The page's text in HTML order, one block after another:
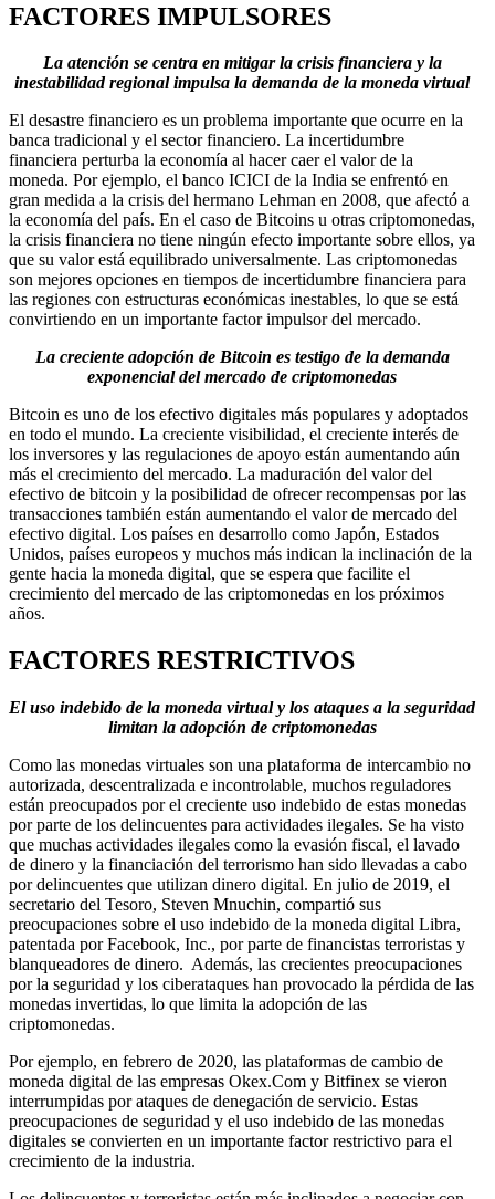
FACTORES IMPULSORES
La atención se centra en mitigar la crisis financiera y la
inestabilidad regional impulsa la demanda de la moneda virtual
El desastre financiero es un problema importante que ocurre en la
banca tradicional y el sector financiero. La incertidumbre
financiera perturba la economía al hacer caer el valor de la
moneda. Por ejemplo, el banco ICICI de la India se enfrentó en
gran medida a la crisis del hermano Lehman en 2008, que afectó a
la economía del país. En el caso de Bitcoins u otras criptomonedas,
la crisis financiera no tiene ningún efecto importante sobre ellos, ya
que su valor está equilibrado universalmente. Las criptomonedas
son mejores opciones en tiempos de incertidumbre financiera para
las regiones con estructuras económicas inestables, lo que se está
convirtiendo en un importante factor impulsor del mercado.
La creciente adopción de Bitcoin es testigo de la demanda
exponencial del mercado de criptomonedas
Bitcoin es uno de los efectivo digitales más populares y adoptados
en todo el mundo. La creciente visibilidad, el creciente interés de
los inversores y las regulaciones de apoyo están aumentando aún
más el crecimiento del mercado. La maduración del valor del
efectivo de bitcoin y la posibilidad de ofrecer recompensas por las
transacciones también están aumentando el valor de mercado del
efectivo digital. Los países en desarrollo como Japón, Estados
Unidos, países europeos y muchos más indican la inclinación de la
gente hacia la moneda digital, que se espera que facilite el
crecimiento del mercado de las criptomonedas en los próximos
años.
FACTORES RESTRICTIVOS
El uso indebido de la moneda virtual y los ataques a la seguridad
limitan la adopción de criptomonedas
Como las monedas virtuales son una plataforma de intercambio no
autorizada, descentralizada e incontrolable, muchos reguladores
están preocupados por el creciente uso indebido de estas monedas
por parte de los delincuentes para actividades ilegales. Se ha visto
que muchas actividades ilegales como la evasión fiscal, el lavado
de dinero y la financiación del terrorismo han sido llevadas a cabo
por delincuentes que utilizan dinero digital. En julio de 2019, el
secretario del Tesoro, Steven Mnuchin, compartió sus
preocupaciones sobre el uso indebido de la moneda digital Libra,
patentada por Facebook, Inc., por parte de financistas terroristas y
blanqueadores de dinero. Además, las crecientes preocupaciones
por la seguridad y los ciberataques han provocado la pérdida de las
monedas invertidas, lo que limita la adopción de las
criptomonedas.
Por ejemplo, en febrero de 2020, las plataformas de cambio de
moneda digital de las empresas Okex.Com y Bitfinex se vieron
interrumpidas por ataques de denegación de servicio. Estas
preocupaciones de seguridad y el uso indebido de las monedas
digitales se convierten en un importante factor restrictivo para el
crecimiento de la industria.